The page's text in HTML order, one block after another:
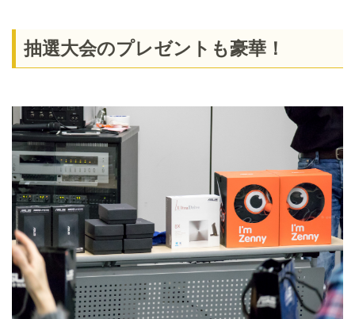
抽選大会のプレゼントも豪華！